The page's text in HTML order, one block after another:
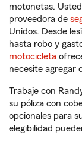
motonetas.
proveedora de
Unidos. Desde
hasta robo y
motocicleta
necesite agregar
Trabaje con
su póliza con
opcionales para
elegibilidad